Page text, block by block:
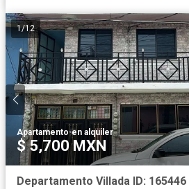
1/12
Apartamento·en alquiler
$ 5,700 MXN
Departamento Villada ID: 165446